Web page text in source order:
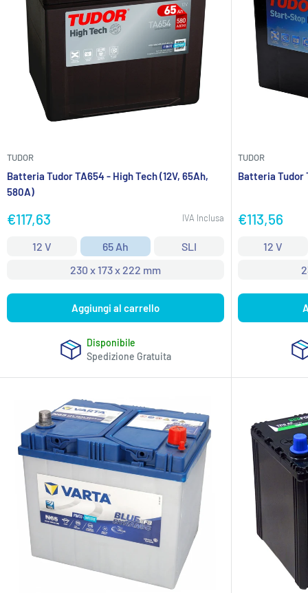
TUDOR
Batteria Tudor TA654 - High Tech (12V, 65Ah,
580A)
Prezzo
€117,63 IVA Inclusa
65 Ah
12 V
SLI
230 x 173 x 222 mm
Aggiungi al carrello
Disponibile
Spedizione Gratuita
TUDOR
Batteria Tudor
Prezzo
€113,56
12 V